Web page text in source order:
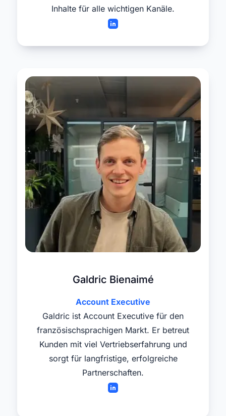
Inhalte für alle wichtigen Kanäle.
Galdric Bienaimé
Account Executive
Galdric ist Account Executive für den
französischsprachigen Markt. Er betreut
Kunden mit viel Vertriebserfahrung und
sorgt für langfristige, erfolgreiche
Partnerschaften.